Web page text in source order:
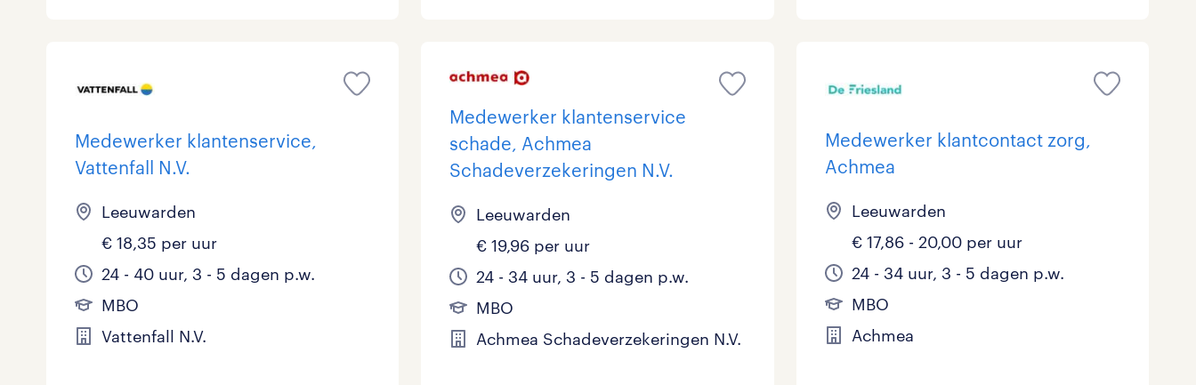
Medewerker klantenservice,
Vattenfall N.V.
Leeuwarden
€ 18,35 per uur
24 - 40 uur, 3 - 5 dagen p.w.
MBO
Vattenfall N.V.
Medewerker klantenservice
schade, Achmea
Schadeverzekeringen N.V.
Leeuwarden
€ 19,96 per uur
24 - 34 uur, 3 - 5 dagen p.w.
MBO
Achmea Schadeverzekeringen N.V.
Medewerker klantcontact zorg,
Achmea
Leeuwarden
€ 17,86 - 20,00 per uur
24 - 34 uur, 3 - 5 dagen p.w.
MBO
Achmea